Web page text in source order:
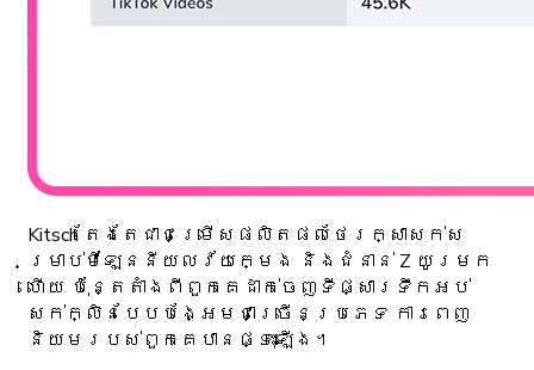
Kitsch តែងតែជាជម្រើសផលិតផលថែរក្សាសក់ស
ម្រាប់មីឡែននីយលវ័យក្មេង និងជំនាន់ Z យូរមក
ហើយ ប៉ុន្តែតាំងពីពួកគេដាក់ចេញទីផ្សារទឹកអប់
សក់ក្លិនបែបបង្អែមជាច្រើនប្រភេទ ការពេញ
និយមរបស់ពួកគេបានផ្ទុះឡើង។